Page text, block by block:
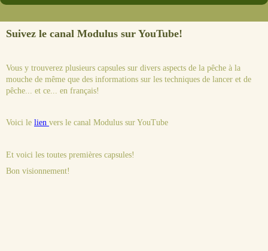
Suivez le canal Modulus sur YouTube!
Vous y trouverez plusieurs capsules sur divers aspects de la pêche à la
mouche de même que des informations sur les techniques de lancer et de
pêche... et ce... en français!
Voici le lien vers le canal Modulus sur YouTube
Et voici les toutes premières capsules!
Bon visionnement!